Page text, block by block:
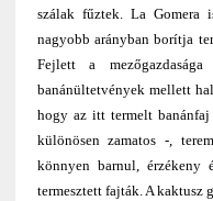
szálak fűztek. La
nagyobb arányban borítja
Fejlett a
banánültetvények mellett
hogy az itt termelt banánfaj
különösen zamatos -,
könnyen barnul, érzékeny
termesztett fajták. A kaktusz